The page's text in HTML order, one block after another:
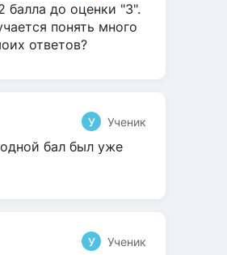
балла до оценки "3".
понять много
ответов?
У Ученик
бал был уже
У Ученик